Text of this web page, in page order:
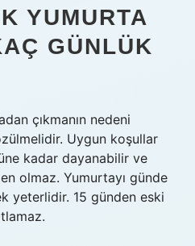
YUMURTA
GÜNLÜK
çıkmanın nedeni
Uygun koşullar
kadar dayanabilir ve
olmaz. Yumurtayı günde
yeterlidir. 15 günden eski